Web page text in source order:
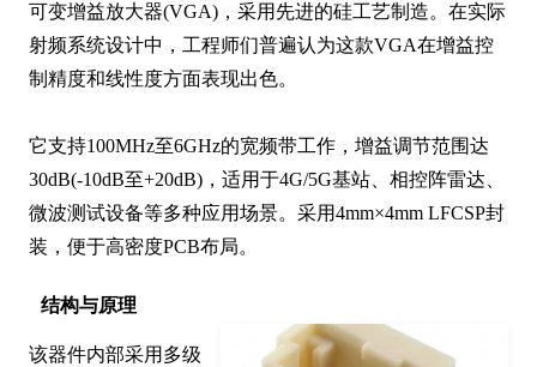
可变增益放大器(VGA)，采用先进的硅工艺制造。在实际
射频系统设计中，工程师们普遍认为这款VGA在增益控
制精度和线性度方面表现出色。
它支持100MHz至6GHz的宽频带工作，增益调节范围达
30dB(-10dB至+20dB)，适用于4G/5G基站、相控阵雷达、
微波测试设备等多种应用场景。采用4mm×4mm LFCSP封
装，便于高密度PCB布局。
结构与原理
该器件内部采用多级